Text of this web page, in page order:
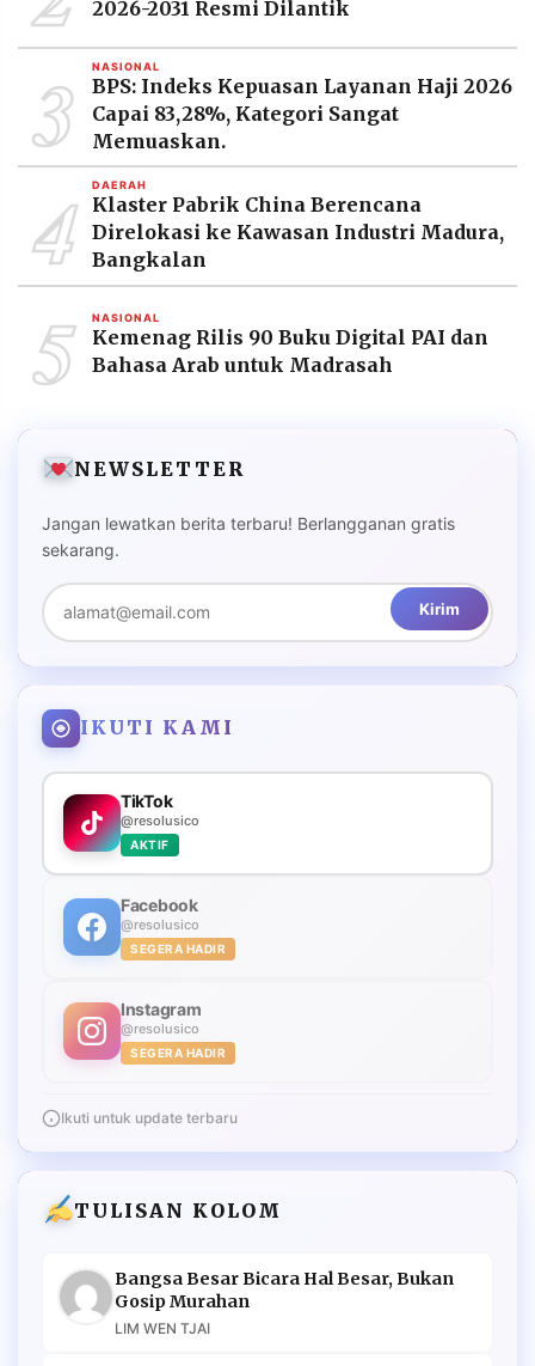
2026-2031 Resmi Dilantik
3 NASIONAL
BPS: Indeks Kepuasan Layanan Haji 2026
Capai 83,28%, Kategori Sangat
Memuaskan.
4 DAERAH
Klaster Pabrik China Berencana
Direlokasi ke Kawasan Industri Madura,
Bangkalan
5 NASIONAL
Kemenag Rilis 90 Buku Digital PAI dan
Bahasa Arab untuk Madrasah
NEWSLETTER
Jangan lewatkan berita terbaru! Berlangganan gratis
sekarang.
Kirim
IKUTI KAMI
TikTok
@resolusico
AKTIF
Facebook
@resolusico
SEGERA HADIR
Instagram
@resolusico
SEGERA HADIR
Ikuti untuk update terbaru
TULISAN KOLOM
Bangsa Besar Bicara Hal Besar, Bukan
Gosip Murahan
LIM WEN TJAI